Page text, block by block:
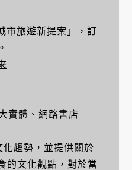
市旅遊新提案」，訂
實體、網路書店
趨勢，並提供關於
的文化觀點，對於當